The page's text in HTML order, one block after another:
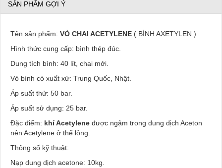
SẢN PHẨM GỢI Ý
Tên sản phẩm: VỎ CHAI ACETYLENE ( BÌNH AXETYLEN )
Hình thức cung cấp: bình thép đúc.
Dung tích bình: 40 lít, chai mới.
Vỏ bình có xuất xứ: Trung Quốc, Nhật.
Áp suất thử: 50 bar.
Áp suất sử dụng: 25 bar.
Đặc điểm: khí Acetylene được ngậm trong dung dịch Aceton
nên Acetylene ở thể lỏng.
Thông số kỹ thuật:
Nạp dung dịch acetone: 10kg.